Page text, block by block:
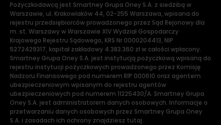
Pożyczkodawcą jest Smartney Grupa Oney S.A. z siedzibą w
Warszawie, ul. Krakowiaków 44, 02-255 Warszawa, wpisana do
rejestru przedsiębiorców prowadzonego przez Sąd Rejonowy dla
m. st. Warszawy w Warszawie XIV Wydział Gospodarczy
Krajowego Rejestru Sądowego, KRS Nr 0000204413, NIP
5272429317, kapitał zakładowy 4.383.360 zł w całości wpłacony.
Smartney Grupa Oney S.A. jest instytucją pożyczkową wpisaną do
rejestru instytucji pożyczkowych prowadzonego przez Komisję
Nadzoru Finansowego pod numerem RIP 000610 oraz agentem
ubezpieczeniowym wpisanym do rejestru agentów
ubezpieczeniowych pod numerem 11225430/A. Smartney Grupa
Oney S.A. jest administratorem danych osobowych. Informacje o
przetwarzaniu danych osobowych przez Smartney Grupa Oney
S.A. i zasadach ich ochrony znajdziesz tutaj.